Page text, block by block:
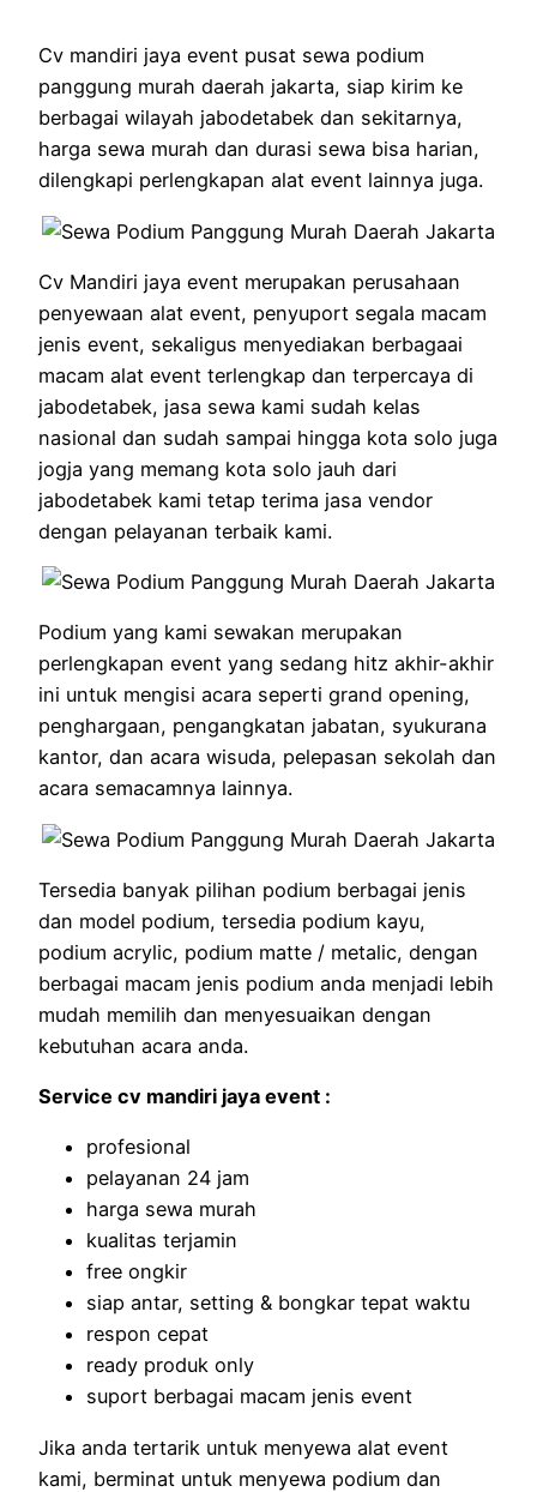
Cv mandiri jaya event pusat sewa podium
panggung murah daerah jakarta, siap kirim ke
berbagai wilayah jabodetabek dan sekitarnya,
harga sewa murah dan durasi sewa bisa harian,
dilengkapi perlengkapan alat event lainnya juga.
Cv Mandiri jaya event merupakan perusahaan
penyewaan alat event, penyuport segala macam
jenis event, sekaligus menyediakan berbagaai
macam alat event terlengkap dan terpercaya di
jabodetabek, jasa sewa kami sudah kelas
nasional dan sudah sampai hingga kota solo juga
jogja yang memang kota solo jauh dari
jabodetabek kami tetap terima jasa vendor
dengan pelayanan terbaik kami.
Podium yang kami sewakan merupakan
perlengkapan event yang sedang hitz akhir-akhir
ini untuk mengisi acara seperti grand opening,
penghargaan, pengangkatan jabatan, syukurana
kantor, dan acara wisuda, pelepasan sekolah dan
acara semacamnya lainnya.
Tersedia banyak pilihan podium berbagai jenis
dan model podium, tersedia podium kayu,
podium acrylic, podium matte / metalic, dengan
berbagai macam jenis podium anda menjadi lebih
mudah memilih dan menyesuaikan dengan
kebutuhan acara anda.
Service cv mandiri jaya event :
profesional
pelayanan 24 jam
harga sewa murah
kualitas terjamin
free ongkir
siap antar, setting & bongkar tepat waktu
respon cepat
ready produk only
suport berbagai macam jenis event
Jika anda tertarik untuk menyewa alat event
kami, berminat untuk menyewa podium dan